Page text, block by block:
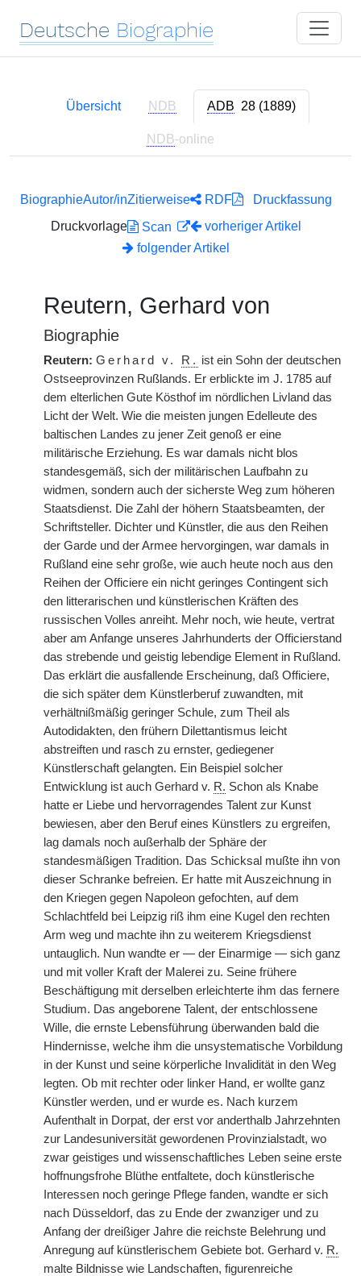
Deutsche Biographie
Übersicht NDB ADB 28 (1889)
NDB-online
BiographieAutor/inZitierweise RDF
Druckfassung
Druckvorlage
Scan
vorheriger Artikel
folgender Artikel
Reutern, Gerhard von
Biographie
Reutern: Gerhard v. R. ist ein Sohn der deutschen
Ostseeprovinzen Rußlands. Er erblickte im J. 1785 auf
dem elterlichen Gute Kösthof im nördlichen Livland das
Licht der Welt. Wie die meisten jungen Edelleute des
baltischen Landes zu jener Zeit genoß er eine
militärische Erziehung. Es war damals nicht blos
standesgemäß, sich der militärischen Laufbahn zu
widmen, sondern auch der sicherste Weg zum höheren
Staatsdienst. Die Zahl der höhern Staatsbeamten, der
Schriftsteller. Dichter und Künstler, die aus den Reihen
der Garde und der Armee hervorgingen, war damals in
Rußland eine sehr große, wie auch heute noch aus den
Reihen der Officiere ein nicht geringes Contingent sich
den litterarischen und künstlerischen Kräften des
russischen Volles anreiht. Mehr noch, wie heute, vertrat
aber am Anfange unseres Jahrhunderts der Officierstand
das strebende und geistig lebendige Element in Rußland.
Das erklärt die ausfallende Erscheinung, daß Officiere,
die sich später dem Künstlerberuf zuwandten, mit
verhältnißmäßig geringer Schule, zum Theil als
Autodidakten, den frühern Dilettantismus leicht
abstreiften und rasch zu ernster, gediegener
Künstlerschaft gelangten. Ein Beispiel solcher
Entwicklung ist auch Gerhard v. R. Schon als Knabe
hatte er Liebe und hervorragendes Talent zur Kunst
bewiesen, aber den Beruf eines Künstlers zu ergreifen,
lag damals noch außerhalb der Sphäre der
standesmäßigen Tradition. Das Schicksal mußte ihn von
dieser Schranke befreien. Er hatte mit Auszeichnung in
den Kriegen gegen Napoleon gefochten, auf dem
Schlachtfeld bei Leipzig riß ihm eine Kugel den rechten
Arm weg und machte ihn zu weiterem Kriegsdienst
untauglich. Nun wandte er — der Einarmige — sich ganz
und mit voller Kraft der Malerei zu. Seine frühere
Beschäftigung mit derselben erleichterte ihm das fernere
Studium. Das angeborene Talent, der entschlossene
Wille, die ernste Lebensführung überwanden bald die
Hindernisse, welche ihm die unsystematische Vorbildung
in der Kunst und seine körperliche Invalidität in den Weg
legten. Ob mit rechter oder linker Hand, er wollte ganz
Künstler werden, und er wurde es. Nach kurzem
Aufenthalt in Dorpat, der erst vor anderthalb Jahrzehnten
zur Landesuniversität gewordenen Provinzialstadt, wo
zwar geistiges und wissenschaftliches Leben seine erste
hoffnungsfrohe Blüthe entfaltete, doch künstlerische
Interessen noch geringe Pflege fanden, wandte er sich
nach Düsseldorf, das zu Ende der zwanziger und zu
Anfang der dreißiger Jahre die reichste Belehrung und
Anregung auf künstlerischem Gebiete bot. Gerhard v. R.
malte Bildnisse wie Landschaften, figurenreiche